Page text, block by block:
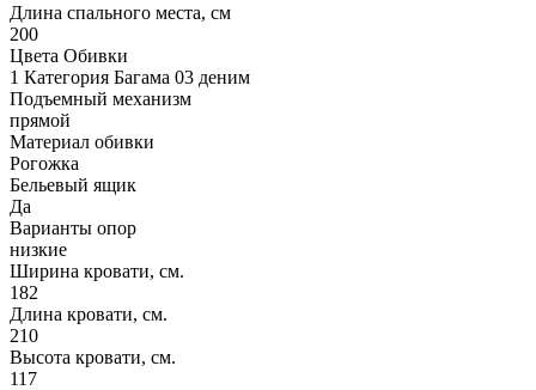
Длина спального места, см
200
Цвета Обивки
1 Категория Багама 03 деним
Подъемный механизм
прямой
Материал обивки
Рогожка
Бельевый ящик
Да
Варианты опор
низкие
Ширина кровати, см.
182
Длина кровати, см.
210
Высота кровати, см.
117